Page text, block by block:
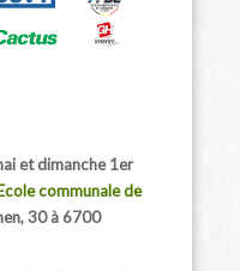
et dimanche 1er
communale de
30 à 6700